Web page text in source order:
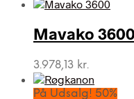
Mavako 3600
3.978,13 kr.
På Udsalg! 50%